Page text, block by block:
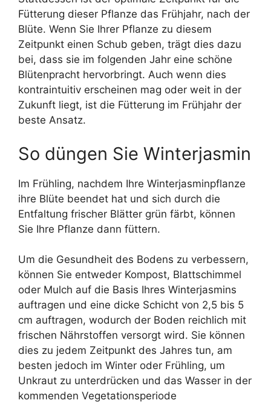
Fütterung dieser Pflanze das Frühjahr, nach der
Blüte. Wenn Sie Ihrer Pflanze zu diesem
Zeitpunkt einen Schub geben, trägt dies dazu
bei, dass sie im folgenden Jahr eine schöne
Blütenpracht hervorbringt. Auch wenn dies
kontraintuitiv erscheinen mag oder weit in der
Zukunft liegt, ist die Fütterung im Frühjahr der
beste Ansatz.
So düngen Sie Winterjasmin
Im Frühling, nachdem Ihre Winterjasminpflanze
ihre Blüte beendet hat und sich durch die
Entfaltung frischer Blätter grün färbt, können
Sie Ihre Pflanze dann füttern.
Um die Gesundheit des Bodens zu verbessern,
können Sie entweder Kompost, Blattschimmel
oder Mulch auf die Basis Ihres Winterjasmins
auftragen und eine dicke Schicht von 2,5 bis 5
cm auftragen, wodurch der Boden reichlich mit
frischen Nährstoffen versorgt wird. Sie können
dies zu jedem Zeitpunkt des Jahres tun, am
besten jedoch im Winter oder Frühling, um
Unkraut zu unterdrücken und das Wasser in der
kommenden Vegetationsperiode